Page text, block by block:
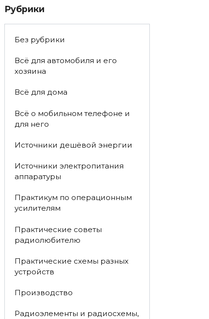
Рубрики
Без рубрики
Всё для автомобиля и его
хозяина
Всё для дома
Всё о мобильном телефоне и
для него
Источники дешёвой энергии
Источники электропитания
аппаратуры
Практикум по операционным
усилителям
Практические советы
радиолюбителю
Практические схемы разных
устройств
Производство
Радиоэлементы и радиосхемы,